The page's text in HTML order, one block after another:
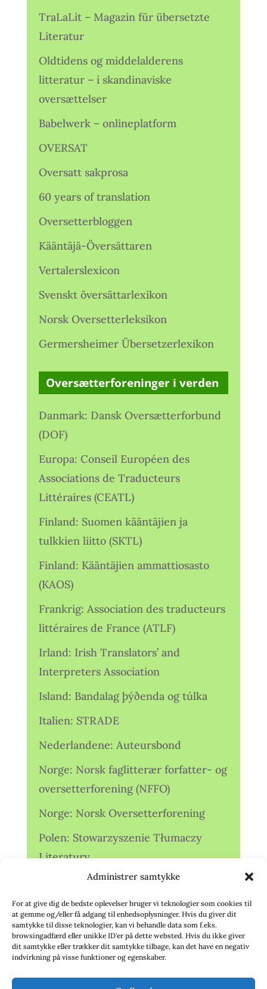
Administrer samtykke
For at give dig de bedste oplevelser bruger vi teknologier som cookies til
at gemme og/eller få adgang til enhedsoplysninger. Hvis du giver dit
samtykke til disse teknologier, kan vi behandle data som f.eks.
browsingadfærd eller unikke ID'er på dette websted. Hvis du ikke giver
dit samtykke eller trækker dit samtykke tilbage, kan det have en negativ
indvirkning på visse funktioner og egenskaber.
TraLaLit – Magazin für übersetzte
Literatur
Oldtidens og middelalderens
litteratur – i skandinaviske
oversættelser
Babelwerk – onlineplatform
OVERSAT
Oversatt sakprosa
60 years of translation
Oversetterbloggen
Kääntäjä-Översättaren
Vertalerslexicon
Svenskt översättarlexikon
Norsk Oversetterleksikon
Germersheimer Übersetzerlexikon
Oversætterforeninger i verden
Danmark: Dansk Oversætterforbund
(DOF)
Europa: Conseil Européen des
Associations de Traducteurs
Littéraires (CEATL)
Finland: Suomen kääntäjien ja
tulkkien liitto (SKTL)
Finland: Kääntäjien ammattiosasto
(KAOS)
Frankrig: Association des traducteurs
littéraires de France (ATLF)
Irland: Irish Translators’ and
Interpreters Association
Island: Bandalag þýðenda og túlka
Italien: STRADE
Nederlandene: Auteursbond
Norge: Norsk faglitterær forfatter- og
oversetterforening (NFFO)
Norge: Norsk Oversetterforening
Polen: Stowarzyszenie Tłumaczy
Literatury
Storbritannien: Translators
Association (TA)
Sverige: Översättarsektionen (Ö.)
Sverige: Översättarcentrum (ÖC)